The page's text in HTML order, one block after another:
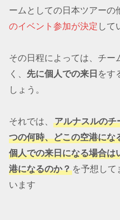
ームとしての日本ツアーの
のイベント参加が決定 して
その日程によっては、チー
く、 先に個人での来日 をす
しょう。
それでは、 アルナスルのチ
つの何時、どこの空港にな
個人での来日になる場合は
港になるのか？を予想して
います